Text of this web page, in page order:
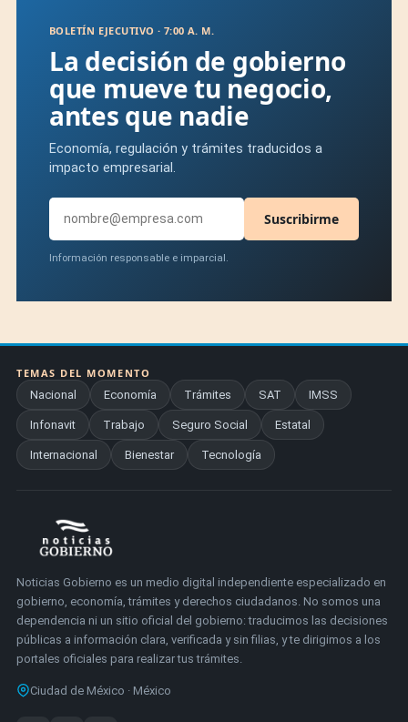
BOLETÍN EJECUTIVO · 7:00 A. M.
La decisión de gobierno
que mueve tu negocio,
antes que nadie
Economía, regulación y trámites traducidos a
impacto empresarial.
Suscribirme
Información responsable e imparcial.
TEMAS DEL MOMENTO
Nacional
Economía Trámites SAT IMSS
Infonavit Trabajo Seguro Social Estatal
Internacional Bienestar Tecnología
Noticias Gobierno es un medio digital independiente especializado en
gobierno, economía, trámites y derechos ciudadanos. No somos una
dependencia ni un sitio oficial del gobierno: traducimos las decisiones
públicas a información clara, verificada y sin filias, y te dirigimos a los
portales oficiales para realizar tus trámites.
Ciudad de México · México